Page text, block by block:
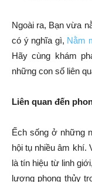
Ngoài ra, Bạn vừa
có ý nghĩa gì, Nằm
Hãy cùng khám
những con số liên
Liên quan đến
Ếch sống ở những
hội tụ nhiều âm khí.
là tín hiệu từ linh
lượng phong thủy